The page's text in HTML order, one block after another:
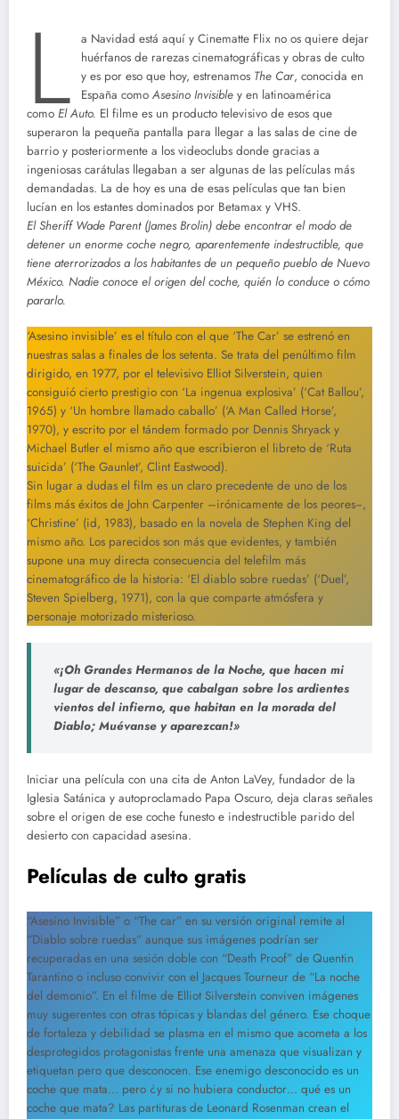
L
a Navidad está aquí y Cinematte Flix no os quiere dejar
huérfanos de rarezas cinematográficas y obras de culto
y es por eso que hoy, estrenamos The Car, conocida en
España comoAsesino Invisible y en latinoamérica
como El Auto. El filme es un producto televisivo de esos que
superaron la pequeña pantalla para llegar a las salas de cine de
barrio y posteriormente a los videoclubs donde gracias a
ingeniosas carátulas llegaban a ser algunas de las películas más
demandadas. La de hoy es una de esas películas que tan bien
lucían en los estantes dominados por Betamax y VHS.
El Sheriff Wade Parent (James Brolin) debe encontrar el modo de
detener un enorme coche negro, aparentemente indestructible, que
tiene aterrorizados a los habitantes de un pequeño pueblo de Nuevo
México. Nadie conoce el origen del coche, quién lo conduce o cómo
pararlo.
‘Asesino invisible’ es el título con el que ‘The Car’ se estrenó en
nuestras salas a finales de los setenta. Se trata del penúltimo film
dirigido, en 1977, por el televisivo Elliot Silverstein, quien
consiguió cierto prestigio con ‘La ingenua explosiva’ (‘Cat Ballou’,
1965) y ‘Un hombre llamado caballo’ (‘A Man Called Horse’,
1970), y escrito por el tándem formado por Dennis Shryack y
Michael Butler el mismo año que escribieron el libreto de ‘Ruta
suicida’ (‘The Gaunlet’, Clint Eastwood).
Sin lugar a dudas el film es un claro precedente de uno de los
films más éxitos de John Carpenter –irónicamente de los peores−,
‘Christine’ (id, 1983), basado en la novela de Stephen King del
mismo año. Los parecidos son más que evidentes, y también
supone una muy directa consecuencia del telefilm más
cinematográfico de la historia: ‘El diablo sobre ruedas’ (‘Duel’,
Steven Spielberg, 1971), con la que comparte atmósfera y
personaje motorizado misterioso.
«¡Oh Grandes Hermanos de la Noche, que hacen mi
lugar de descanso, que cabalgan sobre los ardientes
vientos del infierno, que habitan en la morada del
Diablo; Muévanse y aparezcan!»
Iniciar una película con una cita de Anton LaVey, fundador de la
Iglesia Satánica y autoproclamado Papa Oscuro, deja claras señales
sobre el origen de ese coche funesto e indestructible parido del
desierto con capacidad asesina.
Películas de culto gratis
“Asesino Invisible” o “The car” en su versión original remite al
“Diablo sobre ruedas” aunque sus imágenes podrían ser
recuperadas en una sesión doble con “Death Proof” de Quentin
Tarantino o incluso convivir con el Jacques Tourneur de “La noche
del demonio”. En el filme de Elliot Silverstein conviven imágenes
muy sugerentes con otras tópicas y blandas del género. Ese choque
de fortaleza y debilidad se plasma en el mismo que acometa a los
desprotegidos protagonistas frente una amenaza que visualizan y
etiquetan pero que desconocen. Ese enemigo desconocido es un
coche que mata… pero ¿y si no hubiera conductor… qué es un
coche que mata? Las partituras de Leonard Rosenman crean el